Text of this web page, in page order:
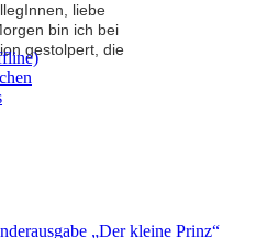
liebe
bin ich bei
gestolpert, die
„Der kleine Prinz“